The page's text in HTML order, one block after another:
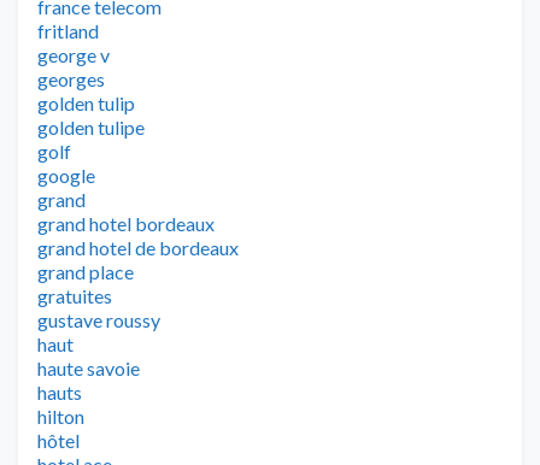
france telecom
fritland
george v
georges
golden tulip
golden tulipe
golf
google
grand
grand hotel bordeaux
grand hotel de bordeaux
grand place
gratuites
gustave roussy
haut
haute savoie
hauts
hilton
hôtel